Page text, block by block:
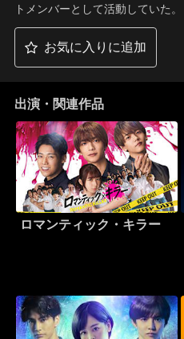
トメンバーとして活動していた。
お気に入りに追加
出演・関連作品
ロマンティック・キラー